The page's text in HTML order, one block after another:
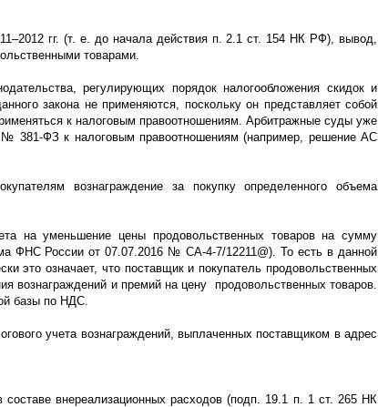
гг. (т. е. до начала действия п. 2.1 ст. 154 НК РФ), вывод,
товарами.
регулирующих порядок налогообложения скидок и
закона не применяются, поскольку он представляет собой
к налоговым правоотношениям. Арбитражные суды уже
381-ФЗ к налоговым правоотношениям (например, решение АС
вознаграждение за покупку определенного объема
на уменьшение цены продовольственных товаров на сумму
ФНС России от 07.07.2016 № СА-4-7/12211@). То есть в данной
это означает, что поставщик и покупатель продовольственных
вознаграждений и премий на цену продовольственных товаров.
базы по НДС.
учета вознаграждений, выплаченных поставщиком в адрес
внереализационных расходов (подп. 19.1 п. 1 ст. 265 НК